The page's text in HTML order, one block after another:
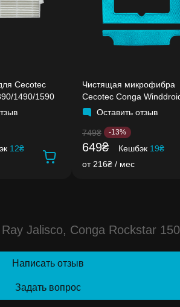
Cecotec
1490/1590
12₴
Чистящая микрофибра
Cecotec Conga
970/980
Оставить отзыв
749₴ -13%
649₴ Кешбэк 19₴
от 216₴ / мес
Jalisco, Conga Rockstar
Написать отзыв
Задать вопрос